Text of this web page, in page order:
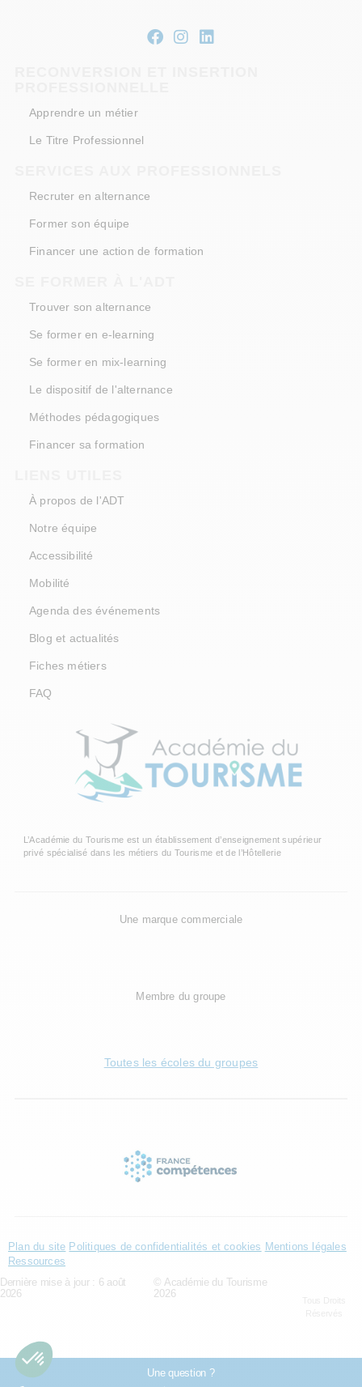
Apprendre un métier
Le Titre Professionnel
Recruter en alternance
Former son équipe
Financer une action de formation
Trouver son alternance
Se former en e-learning
Se former en mix-learning
Le dispositif de l'alternance
Méthodes pédagogiques
Financer sa formation
À propos de l'ADT
Notre équipe
Accessibilité
Mobilité
Agenda des événements
Blog et actualités
Fiches métiers
FAQ
L’Académie du Tourisme est un établissement d’enseignement supérieur
privé spécialisé dans les métiers du Tourisme et de l’Hôtellerie
Une marque commerciale
Membre du groupe
Toutes les écoles du groupes
Plan du site Politiques de confidentialités et cookies Mentions légales
Ressources
Dernière mise à jour : 6 août
2026
© Académie du Tourisme
2026
Une question ?